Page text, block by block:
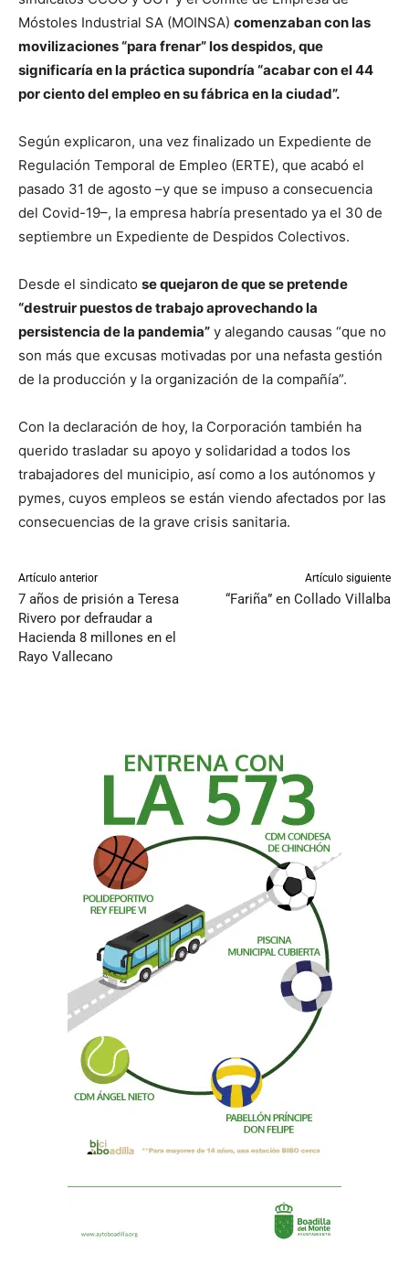
Móstoles Industrial SA (MOINSA) comenzaban con las
movilizaciones “para frenar” los despidos, que
significaría en la práctica supondría “acabar con el 44
por ciento del empleo en su fábrica en la ciudad”.
Según explicaron, una vez finalizado un Expediente de
Regulación Temporal de Empleo (ERTE), que acabó el
pasado 31 de agosto –y que se impuso a consecuencia
del Covid-19–, la empresa habría presentado ya el 30 de
septiembre un Expediente de Despidos Colectivos.
Desde el sindicato se quejaron de que se pretende
“destruir puestos de trabajo aprovechando la
persistencia de la pandemia” y alegando causas “que no
son más que excusas motivadas por una nefasta gestión
de la producción y la organización de la compañía”.
Con la declaración de hoy, la Corporación también ha
querido trasladar su apoyo y solidaridad a todos los
trabajadores del municipio, así como a los autónomos y
pymes, cuyos empleos se están viendo afectados por las
consecuencias de la grave crisis sanitaria.
Artículo anterior
7 años de prisión a Teresa
Rivero por defraudar a
Hacienda 8 millones en el
Rayo Vallecano
Artículo siguiente
“Fariña” en Collado Villalba